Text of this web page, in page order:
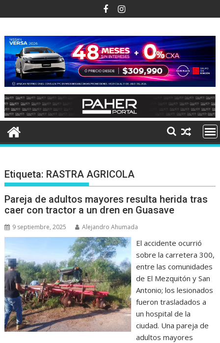
al
Etiqueta: RASTRA AGRICOLA
Pareja de adultos mayores resulta herida tras
caer con tractor a un dren en Guasave
9 septiembre, 2025 Alejandro Ahumada
El accidente ocurrió
sobre la carretera 300,
entre las comunidades
de El Mezquitón y San
Antonio; los lesionados
fueron trasladados a
un hospital de la
ciudad. Una pareja de
adultos mayores